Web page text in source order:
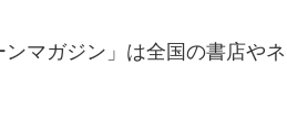
マガジン」は全国の書店やネ